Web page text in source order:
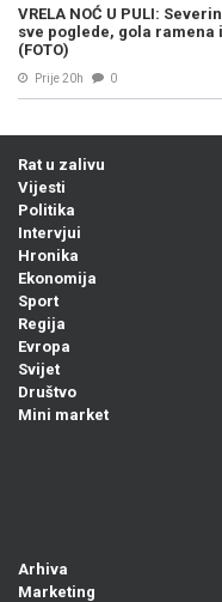
VRELA NOĆ U PULI:
sve poglede, gola
(FOTO)
Prije 20h 0
Rat u zalivu
Vijesti
Politika
Intervjui
Hronika
Ekonomija
Sport
Regija
Evropa
Svijet
Društvo
Mini market
Arhiva
Marketing